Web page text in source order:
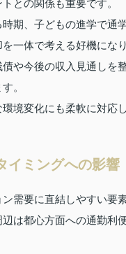
との関係も重要です。
期、子どもの進学で通
一体で考える好機にな
や今後の収入見通しを
。
境変化にも柔軟に対応
イミングへの影響
需要に直結しやすい要素
は都心方面への通勤利